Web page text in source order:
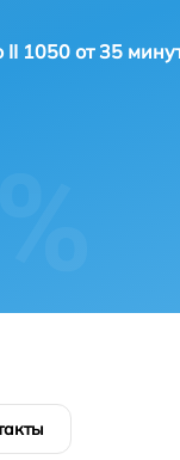
II 1050 от 35